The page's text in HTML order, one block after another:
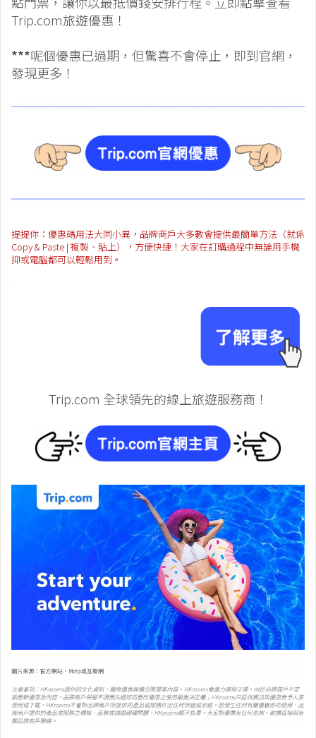
Trip.com旅遊優惠！
***呢個優惠已過期，但驚喜不會停止，即到官網，
發現更多！
提提你：優惠碼用法大同小異，品牌商戶大多數會提供最簡單方法（就係
Copy & Paste | 複製、貼上），方便快捷！大家在訂購過程中無論用手機
抑或電腦都可以輕鬆用到。
Trip.com 全球領先的線上旅遊服務商！